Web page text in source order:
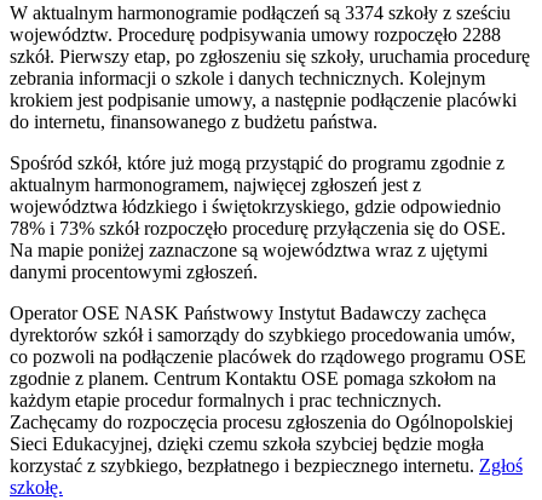
W aktualnym harmonogramie podłączeń są 3374 szkoły z sześciu
województw. Procedurę podpisywania umowy rozpoczęło 2288
szkół. Pierwszy etap, po zgłoszeniu się szkoły, uruchamia procedurę
zebrania informacji o szkole i danych technicznych. Kolejnym
krokiem jest podpisanie umowy, a następnie podłączenie placówki
do internetu, finansowanego z budżetu państwa.
Spośród szkół, które już mogą przystąpić do programu zgodnie z
aktualnym harmonogramem, najwięcej zgłoszeń jest z
województwa łódzkiego i świętokrzyskiego, gdzie odpowiednio
78% i 73% szkół rozpoczęło procedurę przyłączenia się do OSE.
Na mapie poniżej zaznaczone są województwa wraz z ujętymi
danymi procentowymi zgłoszeń.
Operator OSE NASK Państwowy Instytut Badawczy zachęca
dyrektorów szkół i samorządy do szybkiego procedowania umów,
co pozwoli na podłączenie placówek do rządowego programu OSE
zgodnie z planem. Centrum Kontaktu OSE pomaga szkołom na
każdym etapie procedur formalnych i prac technicznych.
Zachęcamy do rozpoczęcia procesu zgłoszenia do Ogólnopolskiej
Sieci Edukacyjnej, dzięki czemu szkoła szybciej będzie mogła
korzystać z szybkiego, bezpłatnego i bezpiecznego internetu. Zgłoś
szkołę.